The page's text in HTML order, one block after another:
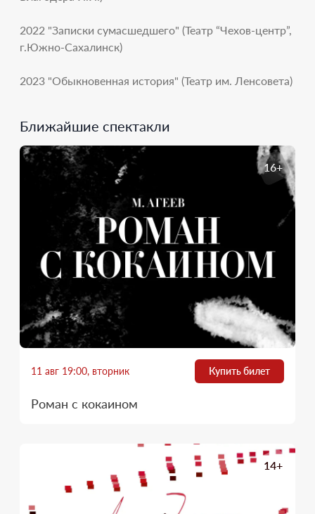
2022 "Записки сумасшедшего" (Театр “Чехов-центр”,
г.Южно-Сахалинск)
2023 "Обыкновенная история" (Театр им. Ленсовета)
Ближайшие спектакли
16+
11 авг 19:00, вторник Купить билет
Роман с кокаином
14+